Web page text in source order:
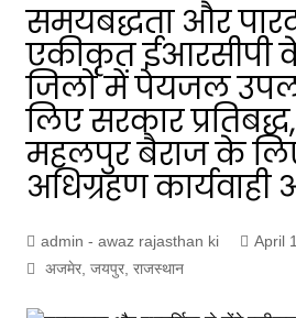
समयबद्धता और
एकीकृत ईआरसीपी के
जिलों में पेयजल
लिए सरकार
महलपुर बैराज के
अधिग्रहण
admin - awaz rajasthan ki April
अजमेर, जयपुर, राजस्थान